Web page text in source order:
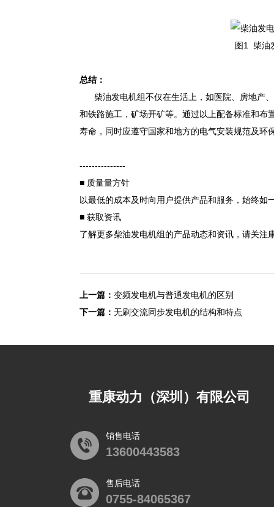
图1 柴油
总结：
柴油发电机组不仅在生活上，如医院、房地产
和铁路施工，矿场开矿等。通过以上配备标准和布
寿命，同时应遵守国家和地方的电气安装规范及环
---------------
■ 质量量方针
以最低的成本及时向用户提供产品和服务，始终如
■ 获取资讯
了解更多柴油发电机组的产品动态和资讯，请关
上一篇： 变频发电机与普通发电机的区别
下一篇： 无刷交流同步发电机的结构和特点
重康动力（深圳）有限公司
销售电话
13600443583
售后电话
0755-84065367